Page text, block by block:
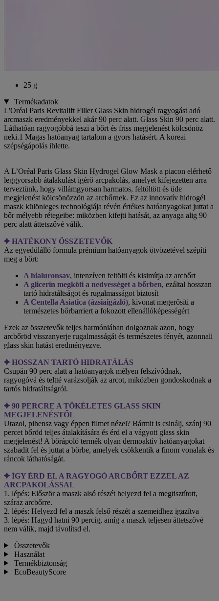
25 g
Termékadatok
L'Oréal Paris Revitalift Filler Glass Skin hidrogél ragyogást adó
arcmaszk eredményekkel akár 90 perc alatt. Glass Skin 90 perc alatt.
Láthatóan ragyogóbbá teszi a bőrt és friss megjelenést kölcsönöz
neki.1 Magas hatóanyag tartalom a gyors hatásért. A koreai
szépségápolás ihlette.
A L’Oréal Paris Glass Skin Hydrogel Glow Mask a piacon elérhető
leggyorsabb átalakulást ígérő arcpakolás, amelyet kifejezetten arra
terveztünk, hogy villámgyorsan harmatos, feltöltött és üde
megjelenést kölcsönözzön az arcbőrnek. Ez az innovatív hidrogél
maszk különleges technológiája révén értékes hatóanyagokat juttat a
bőr mélyebb rétegeibe: miközben kifejti hatását, az anyaga alig 90
perc alatt áttetszővé válik.
HATÉKONY ÖSSZETEVŐK
Az egyedülálló formula prémium hatóanyagok ötvözetével szépíti
meg a bőrt:
A hialuronsav, intenzíven feltölti és kisimítja az arcbőrt
A glicerin megköti a nedvességet a bőrben, ezáltal hosszan
tartó hidratáltságot és rugalmasságot biztosít
A Centella Asiatica (ázsiaigázló), kivonat megerősíti a
természetes bőrbarriert a fokozott ellenállóképességért
Ezek az összetevők teljes harmóniában dolgoznak azon, hogy
arcbőröd visszanyerje rugalmasságát és természetes fényét, azonnali
glass skin hatást eredményezve.
HOSSZAN TARTÓ HIDRATÁLÁS
Csupán 90 perc alatt a hatóanyagok mélyen felszívódnak,
ragyogóvá és teltté varázsolják az arcot, miközben gondoskodnak a
tartós hidratáltságról.
90 PERCRE A TÖKÉLETES GLASS SKIN
MEGJELENÉSTŐL
Utazol, pihensz vagy éppen filmet nézel? Bármit is csinálj, szánj 90
percet bőröd teljes átalakítására és érd el a vágyott glass skin
megjelenést! A bőrápoló termék olyan dermoaktív hatóanyagokat
szabadít fel és juttat a bőrbe, amelyek csökkentik a finom vonalak és
ráncok láthatóságát.
ÍGY ÉRD EL A RAGYOGÓ ARCBŐRT EZZEL AZ
ARCPAKOLÁSSAL
1. lépés: Először a maszk alsó részét helyezd fel a megtisztított,
száraz arcbőrre.
2. lépés: Helyezd fel a maszk felső részét a szemeidhez igazítva
3. lépés: Hagyd hatni 90 percig, amíg a maszk teljesen áttetszővé
nem válik, majd távolítsd el.
Összetevők
Használat
Termékbiztonság
EcoBeautyScore